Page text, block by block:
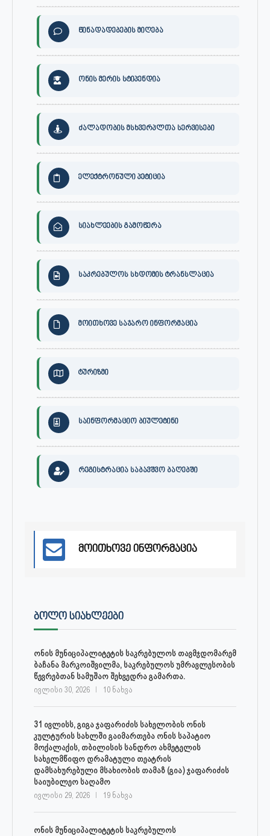
წინადადებების მიღება
ონის მერის სტიპენდია
ძალადობის მსხვერპლთა სერვისები
ელექტრონული პეტიცია
სიახლეების გამოწერა
საკრებულოს სხდომის ტრანსლაცია
მოითხოვე საჯარო ინფორმაცია
ტურიზმი
საინფორმაციო ბიულეტინი
რეგისტრაცია საბავშვო ბაღებში
მოითხოვე ინფორმაცია
ᲑᲝᲚᲝ ᲡᲘᲐᲮᲚᲔᲔᲑᲘ
ონის მუნიციპალიტეტის საკრებულოს თავმჯდომარემ
ბაჩანა მარკოიშვილმა, საკრებულოს უმრავლესობის
წევრებთან სამუშაო შეხვედრა გამართა.
ივლისი 30, 2026 10 ნახვა
31 ივლისს, გიგა ჯაფარიძის სახელობის ონის
კულტურის სახლში გაიმართება ონის საპატიო
მოქალაქის, თბილისის სანდრო ახმეტელის
სახელმწიფო დრამატული თეატრის
დამსახურებული მსახიობის თამაზ (გია) ჯაფარიძის
საიუბილეო საღამო
ივლისი 29, 2026 19 ნახვა
ონის მუნიციპალიტეტის საკრებულოს